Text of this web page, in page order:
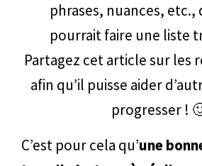
phrases, nuances, etc.,
pourrait faire une liste
Partagez cet article sur les
afin qu’il puisse aider
progresser !
C’est pour cela qu’une